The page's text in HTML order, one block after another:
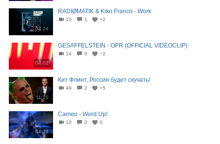
03:24
RADIØMATIK & Kiko Franco - Work
10 1 +2
04:02
GESAFFELSTEIN - OPR (OFFICIAL VIDEOCLIP)
14 0 −2
11:20
Кит Флинт, Россия будет скучать!
49 2 +5
04:39
Cameo - Word Up!
10 0 0